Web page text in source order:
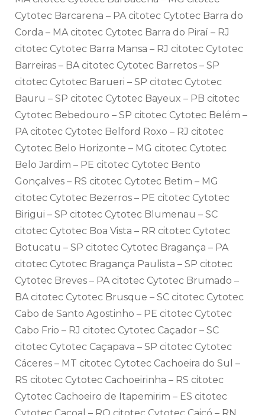
Cytotec Barcarena – PA citotec Cytotec Barra do
Corda – MA citotec Cytotec Barra do Piraí – RJ
citotec Cytotec Barra Mansa – RJ citotec Cytotec
Barreiras – BA citotec Cytotec Barretos – SP
citotec Cytotec Barueri – SP citotec Cytotec
Bauru – SP citotec Cytotec Bayeux – PB citotec
Cytotec Bebedouro – SP citotec Cytotec Belém –
PA citotec Cytotec Belford Roxo – RJ citotec
Cytotec Belo Horizonte – MG citotec Cytotec
Belo Jardim – PE citotec Cytotec Bento
Gonçalves – RS citotec Cytotec Betim – MG
citotec Cytotec Bezerros – PE citotec Cytotec
Birigui – SP citotec Cytotec Blumenau – SC
citotec Cytotec Boa Vista – RR citotec Cytotec
Botucatu – SP citotec Cytotec Bragança – PA
citotec Cytotec Bragança Paulista – SP citotec
Cytotec Breves – PA citotec Cytotec Brumado –
BA citotec Cytotec Brusque – SC citotec Cytotec
Cabo de Santo Agostinho – PE citotec Cytotec
Cabo Frio – RJ citotec Cytotec Caçador – SC
citotec Cytotec Caçapava – SP citotec Cytotec
Cáceres – MT citotec Cytotec Cachoeira do Sul –
RS citotec Cytotec Cachoeirinha – RS citotec
Cytotec Cachoeiro de Itapemirim – ES citotec